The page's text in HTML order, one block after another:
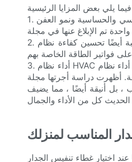
1. تحسين جودة الهواء الداخلي: من خلال منع الملوثات من دخول منزلك ، يساعد تغطيف تنفيس الحائط في الحفاظ على بيئة داخلية أكثر صحة. هذا يمكن أن يقلل من خطر قضايا الجهاز التنفسي والحساسية ونمو العفن
2. انخفاض تكاليف الطاقة: يمكن للتهوية المناسبة أيضًا تحسين كفاءة نظام HVAC الخاص بك ، مما يؤدي إلى انخفاض تكاليف الطاقة. عندما يدور الهواء بسلاسة من خلال منزلك ، لا يتعين على نظام HVAC العمل بجد
3. أداء نظام HVAC المحسّن: يمكن أن تساعد أغطية تنفيس الحائط أيضًا في تحسين أداء نظام HVAC الخاص بك من خلال ضمان تدفق الهواء بالتساوي من خلال منزلك. يمكن أن يساعد ذلك في تقليل المسودات وتحسين
، بل أنيقة أيضًا ، مما يضيف
المناسب لمنزلك